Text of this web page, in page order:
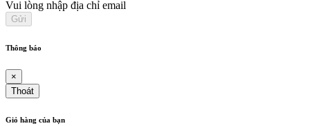
Vui lòng nhập địa chỉ email
Thông báo
×
Thoát
Giỏ hàng của bạn